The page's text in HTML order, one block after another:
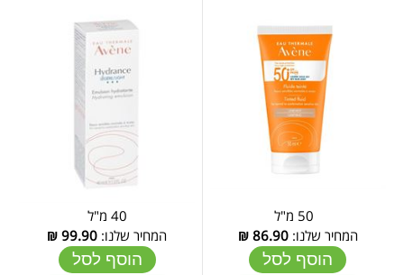
המחיר שלנו:86.90
₪
הוסף לסל
40 מ"ל
המחיר שלנו: 99.90
₪
הוסף לסל